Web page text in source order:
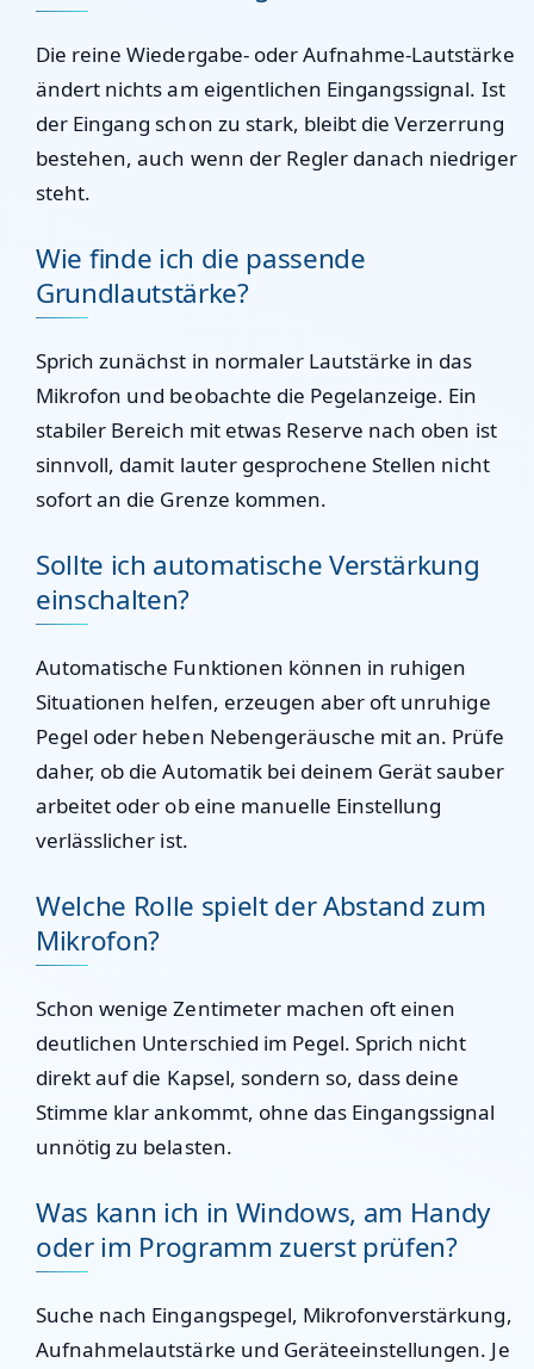
Die reine Wiedergabe- oder Aufnahme-Lautstärke
ändert nichts am eigentlichen Eingangssignal. Ist
der Eingang schon zu stark, bleibt die Verzerrung
bestehen, auch wenn der Regler danach niedriger
steht.
Wie finde ich die passende
Grundlautstärke?
Sprich zunächst in normaler Lautstärke in das
Mikrofon und beobachte die Pegelanzeige. Ein
stabiler Bereich mit etwas Reserve nach oben ist
sinnvoll, damit lauter gesprochene Stellen nicht
sofort an die Grenze kommen.
Sollte ich automatische Verstärkung
einschalten?
Automatische Funktionen können in ruhigen
Situationen helfen, erzeugen aber oft unruhige
Pegel oder heben Nebengeräusche mit an. Prüfe
daher, ob die Automatik bei deinem Gerät sauber
arbeitet oder ob eine manuelle Einstellung
verlässlicher ist.
Welche Rolle spielt der Abstand zum
Mikrofon?
Schon wenige Zentimeter machen oft einen
deutlichen Unterschied im Pegel. Sprich nicht
direkt auf die Kapsel, sondern so, dass deine
Stimme klar ankommt, ohne das Eingangssignal
unnötig zu belasten.
Was kann ich in Windows, am Handy
oder im Programm zuerst prüfen?
Suche nach Eingangspegel, Mikrofonverstärkung,
Aufnahmelautstärke und Geräteeinstellungen. Je